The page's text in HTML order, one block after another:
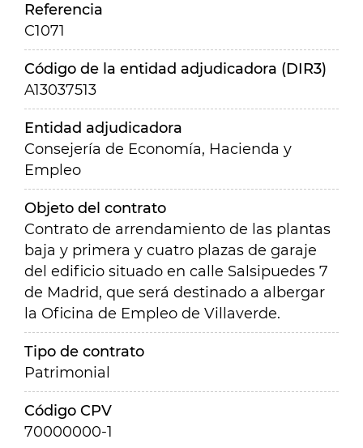
Referencia
C1071
Código de la entidad adjudicadora (DIR3)
A13037513
Entidad adjudicadora
Consejería de Economía, Hacienda y
Empleo
Objeto del contrato
Contrato de arrendamiento de las plantas
baja y primera y cuatro plazas de garaje
del edificio situado en calle Salsipuedes 7
de Madrid, que será destinado a albergar
la Oficina de Empleo de Villaverde.
Tipo de contrato
Patrimonial
Código CPV
70000000-1